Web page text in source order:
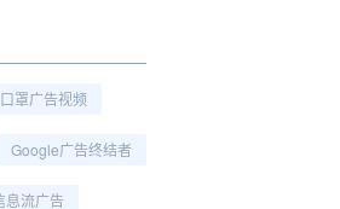
罩广告视频
Google广告终结者
息流广告